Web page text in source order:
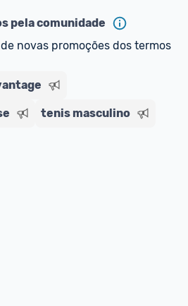
pode contar ajuda da
dúvidas ou acionar os
@admin
pela comunidade
novas promoções dos termos
tenis masculino